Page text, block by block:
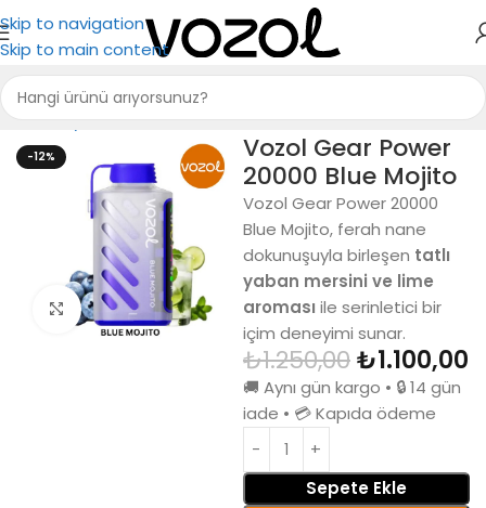
Skip to navigation
Skip to main content
Ana Sayfa Vozol 20000
-12%
Büyütmek için tıkla
Vozol Gear Power
20000 Blue Mojito
Vozol Gear Power 20000
Blue Mojito, ferah nane
dokunuşuyla birleşen tatlı
yaban mersini ve lime
aroması ile serinletici bir
içim deneyimi sunar.
₺1.250,00₺1.100,00
🚚 Aynı gün kargo • 🔒 14 gün
iade • 💳 Kapıda ödeme
Sepete Ekle